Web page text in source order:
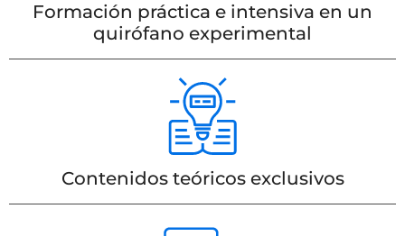
Formación práctica e intensiva en un
quirófano experimental
Contenidos teóricos exclusivos